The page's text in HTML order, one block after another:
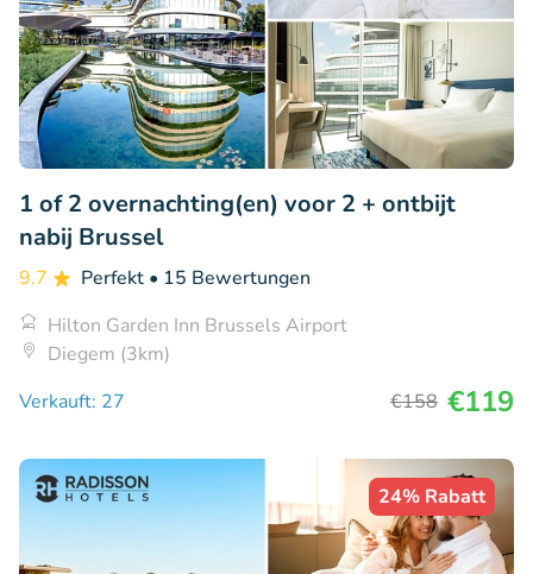
1 of 2 overnachting(en) voor 2 + ontbijt
nabij Brussel
9.7 Perfekt • 15 Bewertungen
Hilton Garden Inn Brussels Airport
Diegem (3km)
Verkauft: 27
€158 €119
24% Rabatt